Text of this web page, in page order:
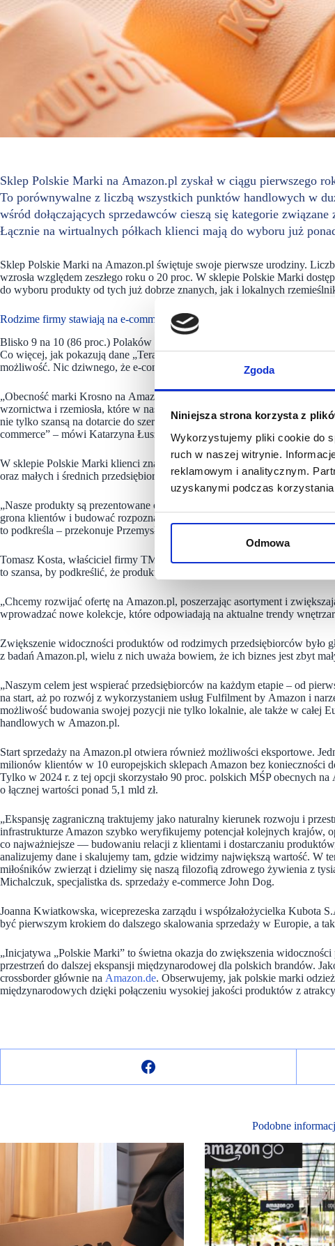
Zgoda
Niniejsza strona korzysta z
Wykorzystujemy pliki cookie do
ruch w naszej witrynie.
reklamowym i analitycznym.
uzyskanymi podczas korzystania
Odmowa
Sklep Polskie Marki na Amazon.pl zyskał w ciągu pierwszego
To porównywalne z liczbą wszystkich punktów handlowych w
wśród dołączających sprzedawców cieszą się kategorie
Łącznie na wirtualnych półkach klienci mają do wyboru już
Sklep Polskie Marki na Amazon.pl świętuje swoje pierwsze urodziny.
wzrosła względem zeszłego roku o 20 proc. W sklepie Polskie Marki
do wyboru produkty od tych już dobrze znanych, jak i lokalnych
Rodzime firmy stawiają na e-commerce
Blisko 9 na 10 (86 proc.) Polaków czuje się bezpieczniej kupując na
Co więcej, jak pokazują dane „Teraz Polska”, ponad 80 proc.
możliwość. Nic dziwnego, że e-commerce staje się coraz ważniejszym
„Obecność marki Krosno na Amazon.pl to dla nas ważny krok w kierunku
wzornictwa i rzemiosła, które w naszym przypadku działa nieprzerwanie
nie tylko szansą na dotarcie do szerszego grona klientów, ale też realnym
commerce” – mówi Katarzyna Łuszczyk, Marketing Director Krosno Glass
W sklepie Polskie Marki klienci znajdą zarówno znane polskie marki, jak
oraz małych i średnich przedsiębiorców.
„Nasze produkty są prezentowane obok marek, które w Polsce mają już
grona klientów i budować rozpoznawalność marki. Oferujemy wysoką
to podkreśla – przekonuje Przemysław Kaczmarczyk, właściciel Dromader
Tomasz Kosta, właściciel firmy TMK ArtDeko oferującej asortyment
to szansa, by podkreślić, że produkty powstają w Polsce.
„Chcemy rozwijać ofertę na Amazon.pl, poszerzając asortyment i
wprowadzać nowe kolekcje, które odpowiadają na aktualne trendy
Zwiększenie widoczności produktów od rodzimych przedsiębiorców było
z badań Amazon.pl, wielu z nich uważa bowiem, że ich biznes jest zbyt
„Naszym celem jest wspierać przedsiębiorców na każdym etapie – od
na start, aż po rozwój z wykorzystaniem usług Fulfilment by Amazon i
możliwość budowania swojej pozycji nie tylko lokalnie, ale także w całej
handlowych w Amazon.pl.
Start sprzedaży na Amazon.pl otwiera również możliwości eksportowe.
milionów klientów w 10 europejskich sklepach Amazon bez konieczności
Tylko w 2024 r. z tej opcji skorzystało 90 proc. polskich MŚP obecnych
o łącznej wartości ponad 5,1 mld zł.
„Ekspansję zagraniczną traktujemy jako naturalny kierunek rozwoju i
infrastrukturze Amazon szybko weryfikujemy potencjał kolejnych krajów,
co najważniejsze — budowaniu relacji z klientami i dostarczaniu
analizujemy dane i skalujemy tam, gdzie widzimy największą wartość. W
miłośników zwierząt i dzielimy się naszą filozofią zdrowego żywienia z
Michalczuk, specjalistka ds. sprzedaży e-commerce John Dog.
Joanna Kwiatkowska, wiceprezeska zarządu i współzałożycielka Kubota
być pierwszym krokiem do dalszego skalowania sprzedaży w Europie, a
„Inicjatywa „Polskie Marki” to świetna okazja do zwiększenia
przestrzeń do dalszej ekspansji międzynarodowej dla polskich brandów.
crossborder głównie na Amazon.de. Obserwujemy, jak polskie marki
międzynarodowych dzięki połączeniu wysokiej jakości produktów z
Podobne